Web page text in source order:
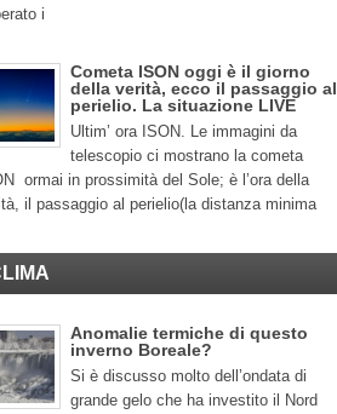
i
Cometa ISON oggi è il giorno
della verità, ecco il passaggio al
perielio. La situazione LIVE
Ultim’ ora ISON. Le immagini da
telescopio ci mostrano la cometa
ormai in prossimità del Sole; è l’ora della
il passaggio al perielio(la distanza minima
Anomalie termiche di questo
inverno Boreale?
Si è discusso molto dell’ondata di
grande gelo che ha investito il Nord